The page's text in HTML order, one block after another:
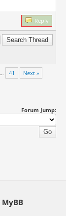
Reply
… 41 Next »
Forum Jump:
MyBB